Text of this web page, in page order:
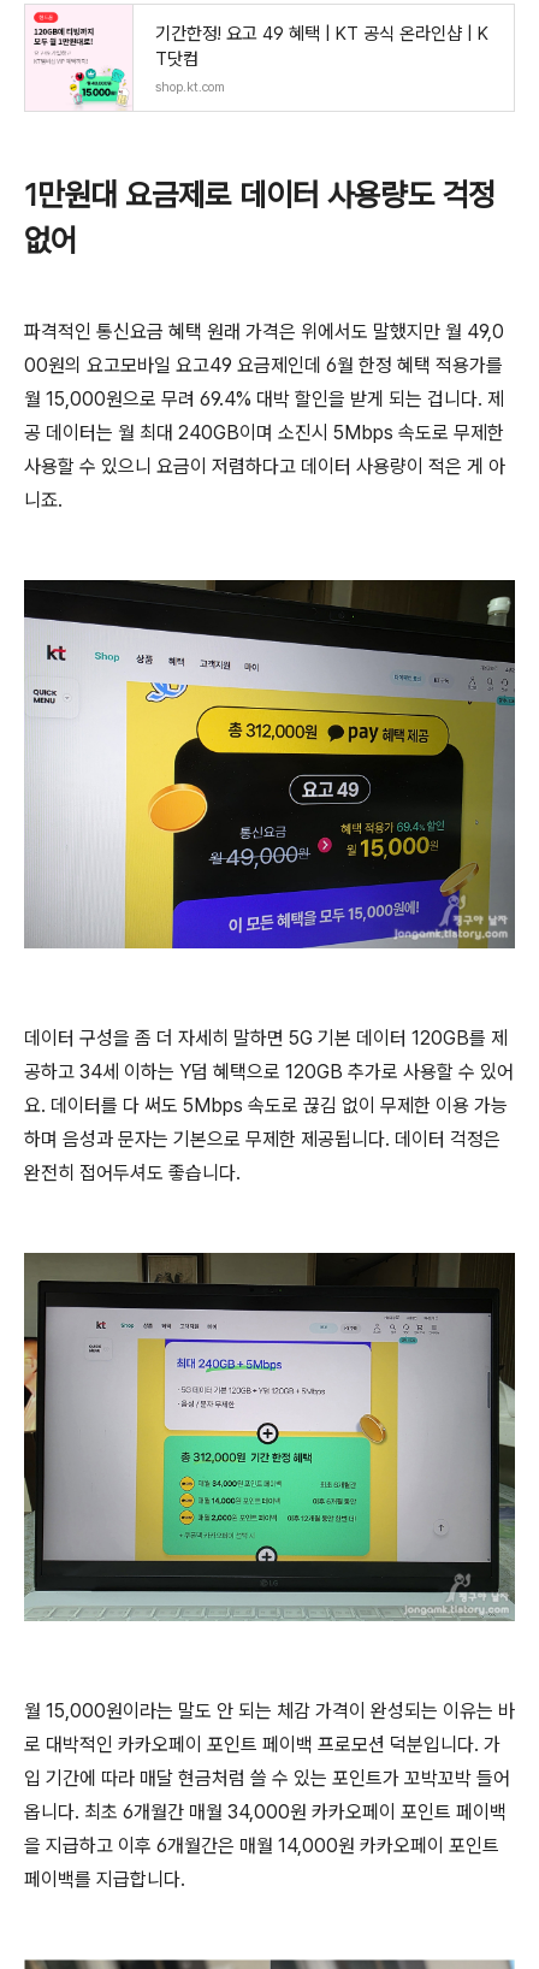
기간한정! 요고 49 혜택 | KT 공식 온라인샵 | K
T닷컴
shop.kt.com
1만원대 요금제로 데이터 사용량도 걱정
없어
파격적인 통신요금 혜택 원래 가격은 위에서도 말했지만 월 49,0
00원의 요고모바일 요고49 요금제인데 6월 한정 혜택 적용가를
월 15,000원으로 무려 69.4% 대박 할인을 받게 되는 겁니다. 제
공 데이터는 월 최대 240GB이며 소진시 5Mbps 속도로 무제한
사용할 수 있으니 요금이 저렴하다고 데이터 사용량이 적은 게 아
니죠.
데이터 구성을 좀 더 자세히 말하면 5G 기본 데이터 120GB를 제
공하고 34세 이하는 Y덤 혜택으로 120GB 추가로 사용할 수 있어
요. 데이터를 다 써도 5Mbps 속도로 끊김 없이 무제한 이용 가능
하며 음성과 문자는 기본으로 무제한 제공됩니다. 데이터 걱정은
완전히 접어두셔도 좋습니다.
월 15,000원이라는 말도 안 되는 체감 가격이 완성되는 이유는 바
로 대박적인 카카오페이 포인트 페이백 프로모션 덕분입니다. 가
입 기간에 따라 매달 현금처럼 쓸 수 있는 포인트가 꼬박꼬박 들어
옵니다. 최초 6개월간 매월 34,000원 카카오페이 포인트 페이백
을 지급하고 이후 6개월간은 매월 14,000원 카카오페이 포인트
페이백를 지급합니다.